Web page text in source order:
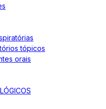
tópicos
orais